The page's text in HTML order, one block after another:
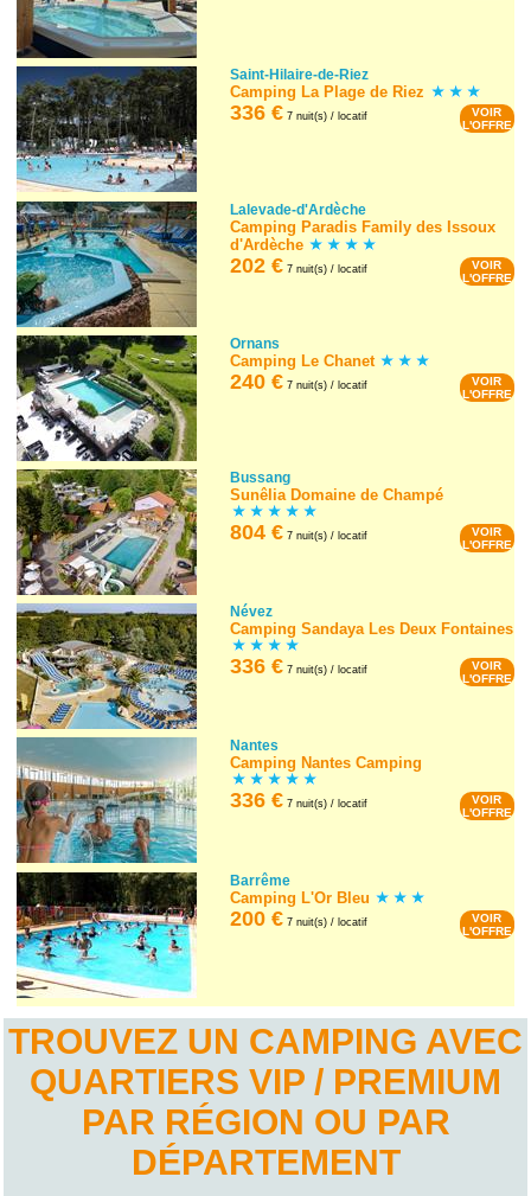
Saint-Hilaire-de-Riez
Camping La Plage de Riez
336 € 7 nuit(s) / locatif
VOIR
L'OFFRE
Lalevade-d'Ardèche
Camping Paradis Family des Issoux
d'Ardèche
202 € 7 nuit(s) / locatif
VOIR
L'OFFRE
Ornans
Camping Le Chanet
240 € 7 nuit(s) / locatif
VOIR
L'OFFRE
Bussang
Sunêlia Domaine de Champé
804 € 7 nuit(s) / locatif
VOIR
L'OFFRE
Névez
Camping Sandaya Les Deux Fontaines
336 € 7 nuit(s) / locatif
VOIR
L'OFFRE
Nantes
Camping Nantes Camping
336 € 7 nuit(s) / locatif
VOIR
L'OFFRE
Barrême
Camping L'Or Bleu
200 € 7 nuit(s) / locatif
VOIR
L'OFFRE
TROUVEZ UN CAMPING AVEC
QUARTIERS VIP / PREMIUM
PAR RÉGION OU PAR
DÉPARTEMENT